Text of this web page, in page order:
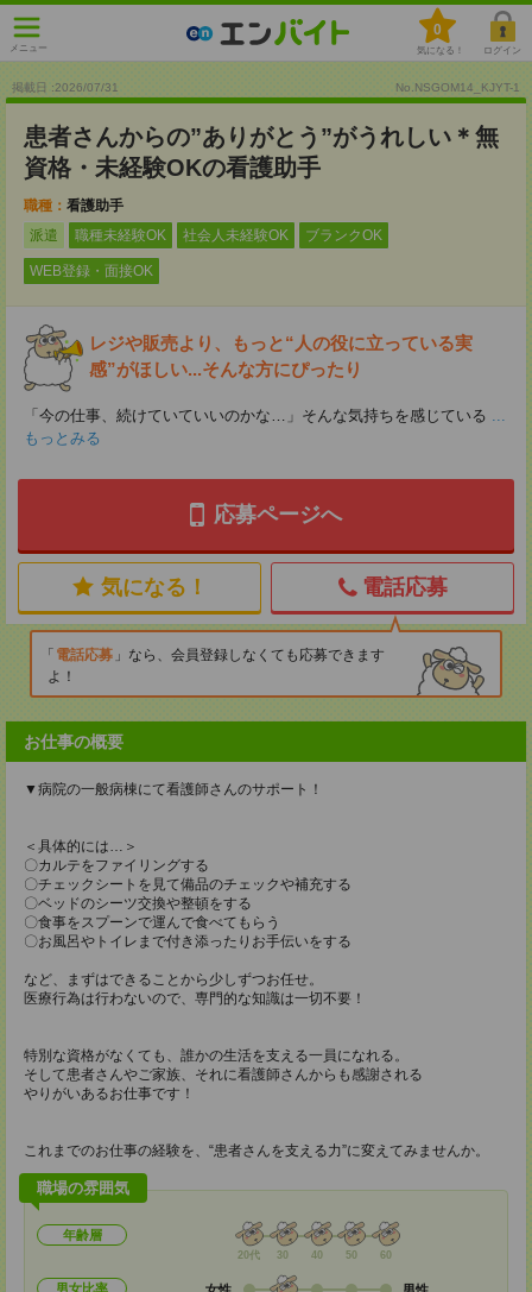
メニュー
0
気になる！ ログイン
掲載日 :2026/07/31 No.NSGOM14_KJYT-1
患者さんからの”ありがとう”がうれしい＊無
資格・未経験OKの看護助手
職種： 看護助手
派遣
職種未経験OK 社会人未経験OK ブランクOK
WEB登録・面接OK
レジや販売より、もっと“人の役に立っている実
感”がほしい...そんな方にぴったり
「今の仕事、続けていていいのかな…」そんな気持ちを感じている ...
もっとみる
応募ページへ
気になる！ 電話応募
電話応募
なら、会員登録しなくても応募できます
よ！
お仕事の概要
▼病院の一般病棟にて看護師さんのサポート！
＜具体的には…＞
〇カルテをファイリングする
〇チェックシートを見て備品のチェックや補充する
〇ベッドのシーツ交換や整頓をする
〇食事をスプーンで運んで食べてもらう
〇お風呂やトイレまで付き添ったりお手伝いをする
など、まずはできることから少しずつお任せ。
医療行為は行わないので、専門的な知識は一切不要！
特別な資格がなくても、誰かの生活を支える一員になれる。
そして患者さんやご家族、それに看護師さんからも感謝される
やりがいあるお仕事です！
これまでのお仕事の経験を、“患者さんを支える力”に変えてみませんか。
職場の雰囲気
年齢層
20代 30 40 50 60
男女比率 女性 男性